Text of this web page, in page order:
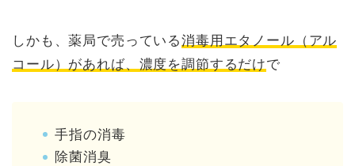
しかも、薬局で売っている消毒用エタノール（アル
コール）があれば、濃度を調節するだけで
手指の消毒
除菌消臭